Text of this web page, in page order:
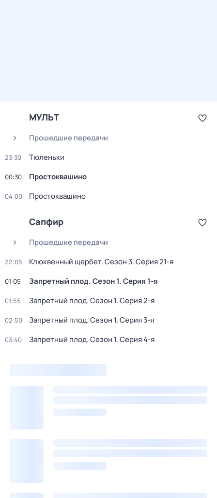
МУЛЬТ
Прошедшие передачи
23:30 Тюленьки
00:30 Простоквашино
04:00 Простоквашино
Сапфир
Прошедшие передачи
22:05 Клюквенный щербет. Сезон 3. Серия 21-я
01:05 Запретный плод. Сезон 1. Серия 1-я
01:55 Запретный плод. Сезон 1. Серия 2-я
02:50 Запретный плод. Сезон 1. Серия 3-я
03:40 Запретный плод. Сезон 1. Серия 4-я